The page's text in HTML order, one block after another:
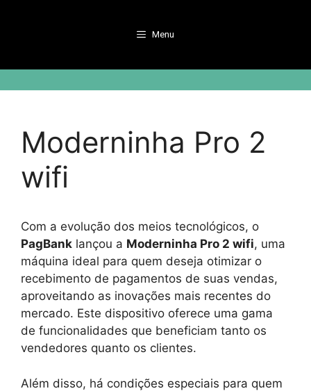
Menu
Moderninha Pro 2
wifi
Com a evolução dos meios tecnológicos, o
PagBank lançou a Moderninha Pro 2 wifi, uma
máquina ideal para quem deseja otimizar o
recebimento de pagamentos de suas vendas,
aproveitando as inovações mais recentes do
mercado. Este dispositivo oferece uma gama
de funcionalidades que beneficiam tanto os
vendedores quanto os clientes.
Além disso, há condições especiais para quem